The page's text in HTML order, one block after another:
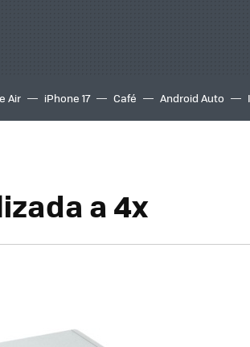
Air iPhone 17 Café Android Auto
a 4x